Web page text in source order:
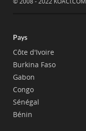
Pays
Côte d'Ivoire
Burkina Faso
Gabon
Congo
Sénégal
Bénin